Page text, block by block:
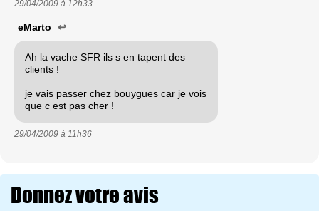
29/04/2009 à 12h33
eMarto ↩
Ah la vache SFR ils s en tapent des
clients !
je vais passer chez bouygues car je vois
que c est pas cher !
29/04/2009 à 11h36
Donnez votre avis